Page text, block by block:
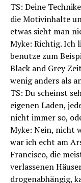
TS: Deine
die Motivinhalte
etwas sieht man
Myke: Richtig. Ich
benutze zum
Black and Grey
wenig anders als
TS: Du scheinst
eigenen Laden,
nicht immer so,
Myke: Nein, nicht
war ich echt am
Francisco, die
verlassenen
drogenabhängig,